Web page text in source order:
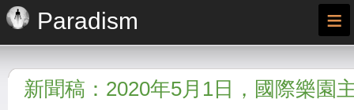
Paradism ≡
新聞稿：2020年5月1日，國際樂園